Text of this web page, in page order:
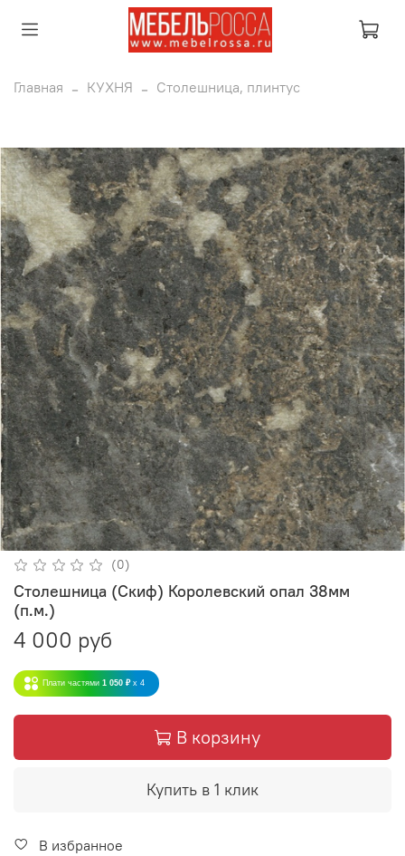
Главная КУХНЯ Столешница, плинтус
(0)
Столешница (Скиф) Королевский опал 38мм
(п.м.)
4 000 руб
Плати частями 1 050 ₽ x 4
В корзину
Купить в 1 клик
В избранное